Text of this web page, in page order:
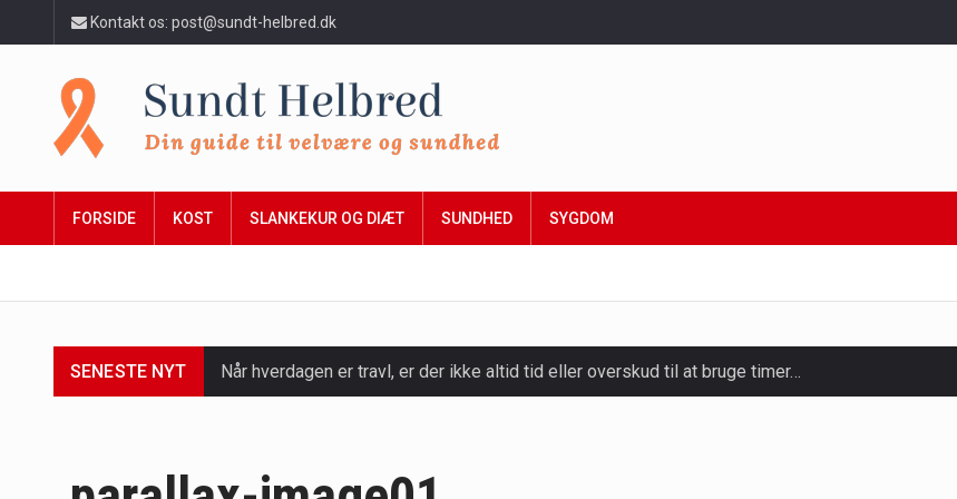
Kontakt os: post@sundt-helbred.dk
FORSIDE KOST SLANKEKUR OG DIÆT SUNDHED SYGDOM
SENESTE NYT Når hverdagen er travl, er der ikke altid tid eller overskud til at bruge timer…
Mælkesyrebakterier er små, men utroligt kraftfulde mikroorganismer, der spiller en afgørende